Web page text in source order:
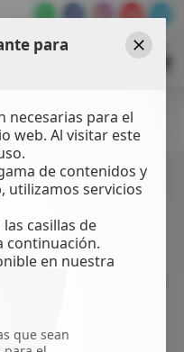
Filtros
POZOWINDS
los atascos, te
a casa!*
NUEVOsuperiores a
Cerrar
para
necesarias para el
web. Al visitar este
de contenidos y
utilizamos servicios
casillas de
continuación.
en nuestra
que sean